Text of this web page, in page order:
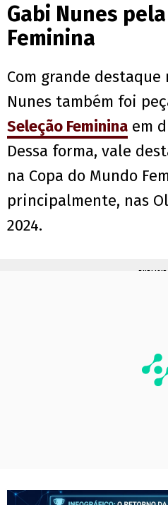
Gabi Nunes
Feminina
Com grande destaque
Nunes também foi
Seleção Feminina em
Dessa forma, vale
na Copa do Mundo
principalmente, nas
2024.